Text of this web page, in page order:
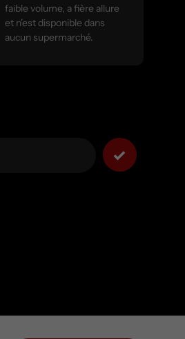
faible volume, a fière allure
et n'est disponible dans
aucun supermarché.